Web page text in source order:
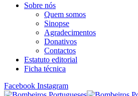
Sobre nós
Quem somos
Sinopse
Agradecimentos
Donativos
Contactos
Estatuto editorial
Ficha técnica
Facebook Instagram